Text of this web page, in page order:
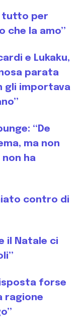
tutto per
che la amo”
e Lukaku,
parata
gli importava
“De
ma non
ha
contro di
il Natale ci
forse
ragione